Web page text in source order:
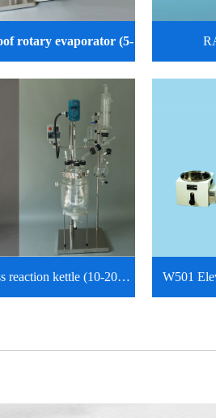
rotary evaporator (5-
5…
reaction kettle (10-20… W501